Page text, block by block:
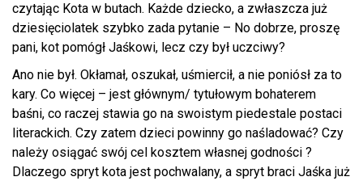
czytając Kota w butach. Każde dziecko, a zwłaszcza już
dziesięciolatek szybko zada pytanie – No dobrze, proszę
pani, kot pomógł Jaśkowi, lecz czy był uczciwy?
Ano nie był. Okłamał, oszukał, uśmiercił, a nie poniósł za to
kary. Co więcej – jest głównym/ tytułowym bohaterem
baśni, co raczej stawia go na swoistym piedestale postaci
literackich. Czy zatem dzieci powinny go naśladować? Czy
należy osiągać swój cel kosztem własnej godności ?
Dlaczego spryt kota jest pochwalany, a spryt braci Jaśka już